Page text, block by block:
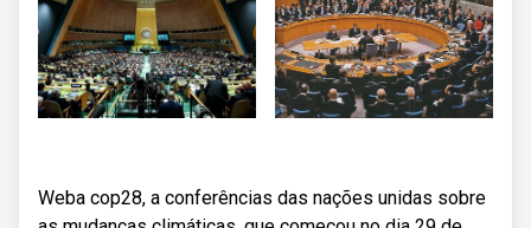
Weba cop28, a conferências das nações unidas sobre